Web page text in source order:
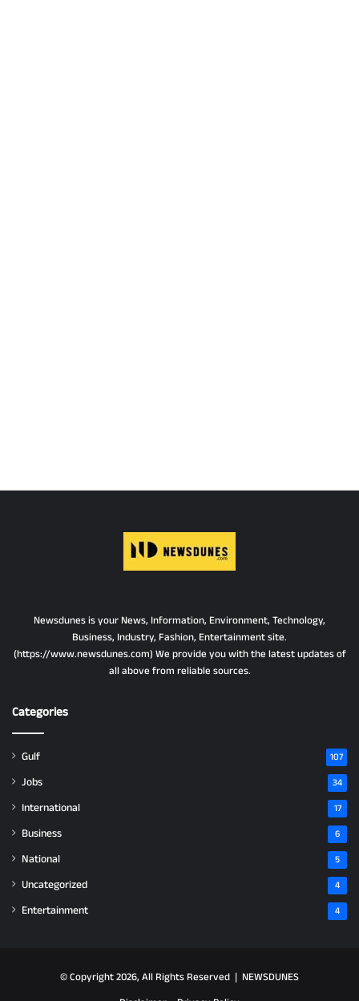
Newsdunes is your News, Information, Environment, Technology,
Business, Industry, Fashion, Entertainment site.
(https://www.newsdunes.com) We provide you with the latest updates of
all above from reliable sources.
Categories
Gulf 107
Jobs 34
International 17
Business 6
National 5
Uncategorized 4
Entertainment 4
© Copyright 2026, All Rights Reserved | NEWSDUNES